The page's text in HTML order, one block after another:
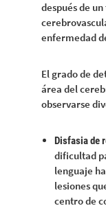
después de
enfermedad
El grado de
área del
observarse
Disfasia de
dificultad
lenguaje
lesiones
centro de